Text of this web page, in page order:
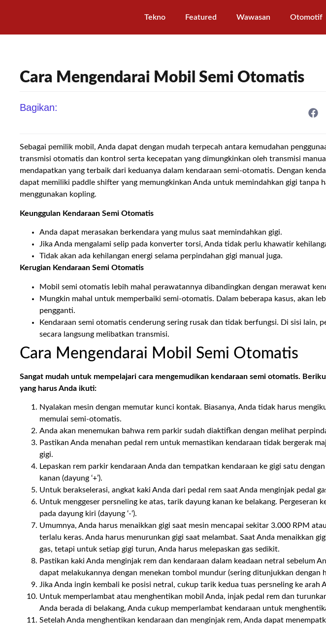
Tekno Featured Wawasan Otomotif
Cara Mengendarai Mobil Semi Otomatis
Bagikan:
Sebagai pemilik mobil, Anda dapat dengan mudah terpecah antara kemudahan
transmisi otomatis dan kontrol serta kecepatan yang dimungkinkan oleh transmisi
mendapatkan yang terbaik dari keduanya dalam kendaraan semi-otomatis. Dengan
dapat memiliki paddle shifter yang memungkinkan Anda untuk memindahkan gigi tanpa
menggunakan kopling.
Keunggulan Kendaraan Semi Otomatis
Anda dapat merasakan berkendara yang mulus saat memindahkan gigi.
Jika Anda mengalami selip pada konverter torsi, Anda tidak perlu khawatir
Tidak akan ada kehilangan energi selama perpindahan gigi manual juga.
Kerugian Kendaraan Semi Otomatis
Mobil semi otomatis lebih mahal perawatannya dibandingkan dengan merawat
Mungkin mahal untuk memperbaiki semi-otomatis. Dalam beberapa kasus, akan
pengganti.
Kendaraan semi otomatis cenderung sering rusak dan tidak berfungsi. Di sisi lain,
secara langsung melibatkan transmisi.
Cara Mengendarai Mobil Semi Otomatis
Sangat mudah untuk mempelajari cara mengemudikan kendaraan semi otomatis.
yang harus Anda ikuti:
Nyalakan mesin dengan memutar kunci kontak. Biasanya, Anda tidak harus
memulai semi-otomatis.
Anda akan menemukan bahwa rem parkir sudah diaktifkan dengan melihat
Pastikan Anda menahan pedal rem untuk memastikan kendaraan tidak bergerak
gigi.
Lepaskan rem parkir kendaraan Anda dan tempatkan kendaraan ke gigi satu
kanan (dayung ‘+’).
Untuk berakselerasi, angkat kaki Anda dari pedal rem saat Anda menginjak pedal
Untuk menggeser persneling ke atas, tarik dayung kanan ke belakang. Pergeseran
pada dayung kiri (dayung ‘-‘).
Umumnya, Anda harus menaikkan gigi saat mesin mencapai sekitar 3.000 RPM
terlalu keras. Anda harus menurunkan gigi saat melambat. Saat Anda menaikkan
gas, tetapi untuk setiap gigi turun, Anda harus melepaskan gas sedikit.
Pastikan kaki Anda menginjak rem dan kendaraan dalam keadaan netral sebelum
dapat melakukannya dengan menekan tombol mundur (sering ditunjukkan dengan
Jika Anda ingin kembali ke posisi netral, cukup tarik kedua tuas persneling ke arah
Untuk memperlambat atau menghentikan mobil Anda, injak pedal rem dan
Anda berada di belakang, Anda cukup memperlambat kendaraan untuk
Setelah Anda menghentikan kendaraan dan menginjak rem, Anda dapat